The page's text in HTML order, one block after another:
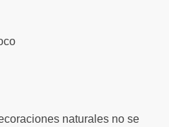
naturales no se